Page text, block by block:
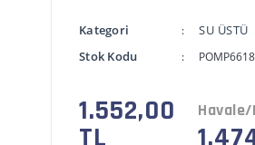
Kategori
SU ÜSTÜ
Stok Kodu
POMP6618
1.552,00
TL
Havale/